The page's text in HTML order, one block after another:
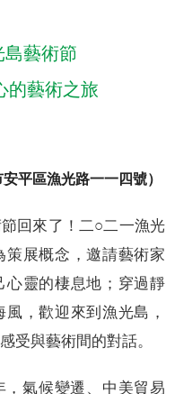
藝術節
的藝術之旅
平區漁光路一一四號）
回來了！二○二一漁光
展概念，邀請藝術家
心靈的棲息地；穿過靜
，歡迎來到漁光島，
受與藝術間的對話。
氣候變遷、中美貿易